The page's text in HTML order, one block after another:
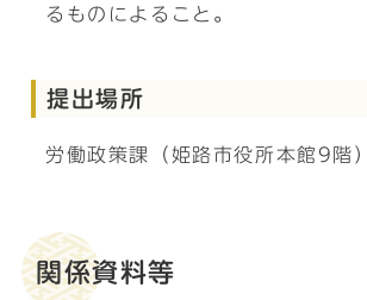
るものによること。
提出場所
労働政策課（姫路市役所本館9階）
関係資料等